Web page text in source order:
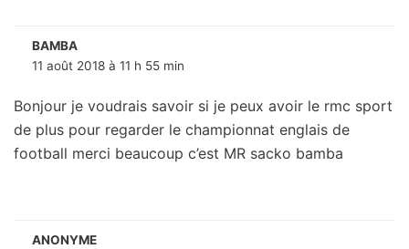
BAMBA
11 août 2018 à 11 h 55 min
Bonjour je voudrais savoir si je peux avoir le rmc sport
de plus pour regarder le championnat englais de
football merci beaucoup c’est MR sacko bamba
ANONYME